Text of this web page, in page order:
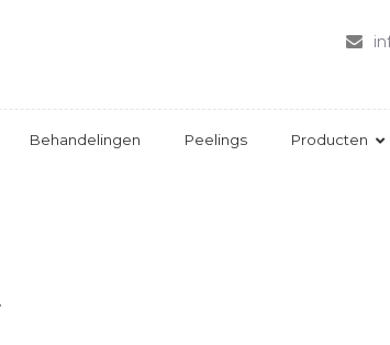
Behandelingen Peelings Producten
ESTHETIEK
BEHANDELINGEN